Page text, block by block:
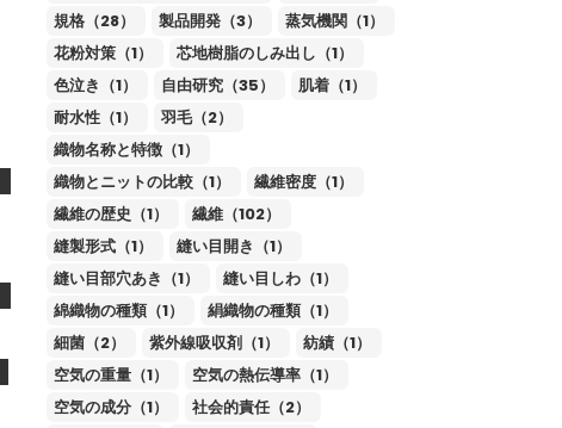
規格（28）
製品開発（3）
蒸気機関（1）
花粉対策（1）
芯地樹脂のしみ出し（1）
色泣き（1）
自由研究（35）
肌着（1）
耐水性（1）
羽毛（2）
織物名称と特徴（1）
織物とニットの比較（1）
繊維密度（1）
繊維の歴史（1）
繊維（102）
縫製形式（1）
縫い目開き（1）
縫い目部穴あき（1）
縫い目しわ（1）
綿織物の種類（1）
絹織物の種類（1）
細菌（2）
紫外線吸収剤（1）
紡績（1）
空気の重量（1）
空気の熱伝導率（1）
空気の成分（1）
社会的責任（2）